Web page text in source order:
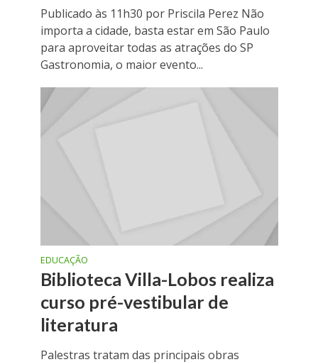
Publicado às 11h30 por Priscila Perez Não
importa a cidade, basta estar em São Paulo
para aproveitar todas as atrações do SP
Gastronomia, o maior evento...
EDUCAÇÃO
Biblioteca Villa-Lobos realiza
curso pré-vestibular de
literatura
Palestras tratam das principais obras